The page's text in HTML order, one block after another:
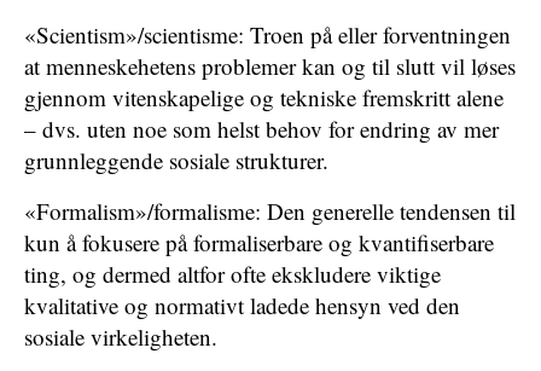
«Scientism»/scientisme: Troen på eller forventningen
at menneskehetens problemer kan og til slutt vil løses
gjennom vitenskapelige og tekniske fremskritt alene
– dvs. uten noe som helst behov for endring av mer
grunnleggende sosiale strukturer.
«Formalism»/formalisme: Den generelle tendensen til
kun å fokusere på formaliserbare og kvantifiserbare
ting, og dermed altfor ofte ekskludere viktige
kvalitative og normativt ladede hensyn ved den
sosiale virkeligheten.